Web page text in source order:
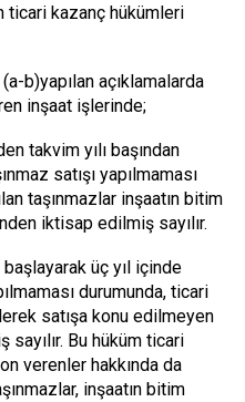
ticari kazanç hükümleri
b)yapılan açıklamalarda
inşaat işlerinde;
takvim yılı başından
satışı yapılmaması
taşınmazlar inşaatın bitim
iktisap edilmiş sayılır.
üç yıl içinde
durumunda, ticari
satışa konu edilmeyen
Bu hüküm ticari
verenler hakkında da
inşaatın bitim